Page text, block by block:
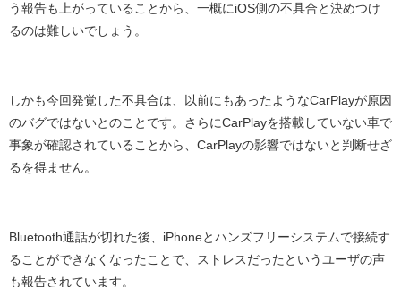
う報告も上がっていることから、一概にiOS側の不具合と決めつけ
るのは難しいでしょう。
しかも今回発覚した不具合は、以前にもあったようなCarPlayが原因
のバグではないとのことです。さらにCarPlayを搭載していない車で
事象が確認されていることから、CarPlayの影響ではないと判断せざ
るを得ません。
Bluetooth通話が切れた後、iPhoneとハンズフリーシステムで接続す
ることができなくなったことで、ストレスだったというユーザの声
も報告されています。